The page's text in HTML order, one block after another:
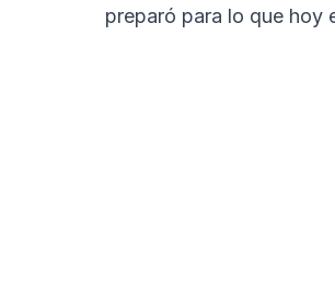
preparó para lo que hoy